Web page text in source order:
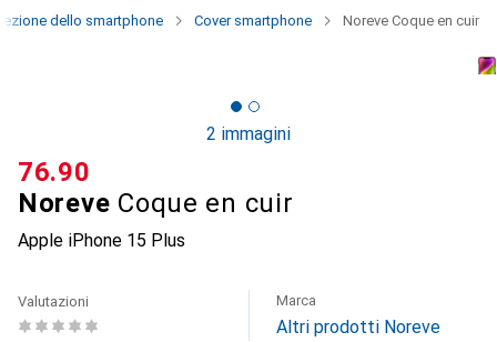
dello smartphone Cover smartphone Noreve Coque en cuir
2 immagini
Noreve Coque en cuir
Apple iPhone 15 Plus
CHF
76.90
Valutazioni Marca
Altri prodotti Noreve